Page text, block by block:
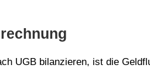
UGB bilanzieren, ist die